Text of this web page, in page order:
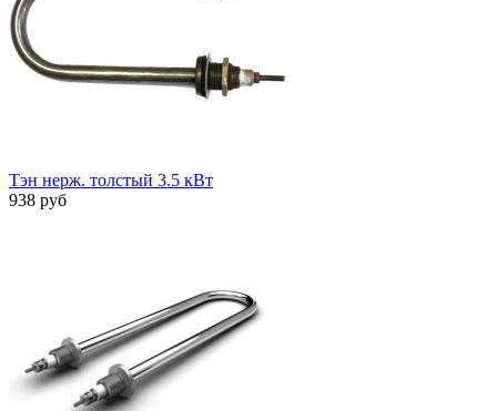
Тэн нерж. толстый 3.5 кВт
938 руб